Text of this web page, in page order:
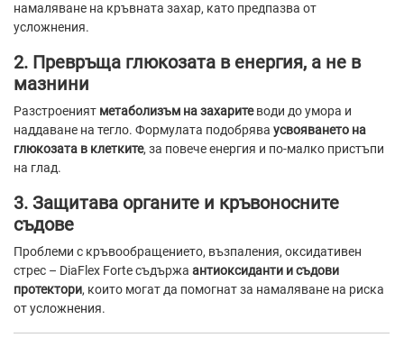
намаляване на кръвната захар, като предпазва от
усложнения.
2. Превръща глюкозата в енергия, а не в
мазнини
Разстроеният метаболизъм на захаритеводи до умора и
наддаване на тегло. Формулата подобрява усвояването на
глюкозата в клетките, за повече енергия и по-малко пристъпи
на глад.
3. Защитава органите и кръвоносните
съдове
Проблеми с кръвообращението, възпаления, оксидативен
стрес – DiaFlex Forte съдържа антиоксиданти и съдови
протектори, които могат да помогнат за намаляване на риска
от усложнения.